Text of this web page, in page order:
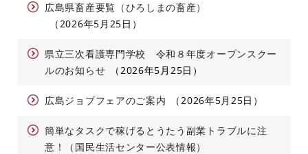
広島県畜産要覧（ひろしまの畜産）
2026年5月25日
県立三次看護専門学校 令和８年度オープンスクー
ルのお知らせ
2026年5月25日
広島ジョブフェアのご案内 2026年5月25日
簡単なタスクで稼げるとうたう副業トラブルに注
意！（国民生活センター公表情報）